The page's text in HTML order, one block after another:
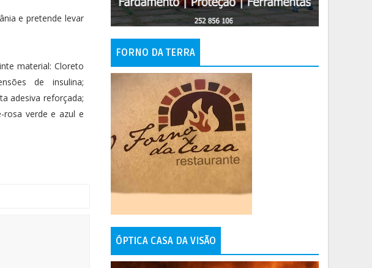
e pretende levar
material: Cloreto
de insulina;
adesiva reforçada;
rosa verde e azul e
FORNO DA TERRA
ÓPTICA CASA DA VISÃO